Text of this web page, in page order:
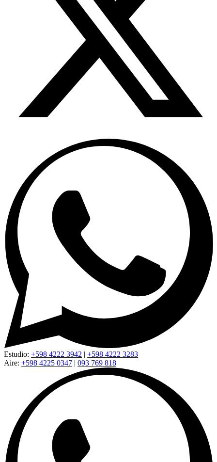
Estudio: +598 4222 3942 | +598 4222 3283
Aire: +598 4225 0347 | 093 769 818